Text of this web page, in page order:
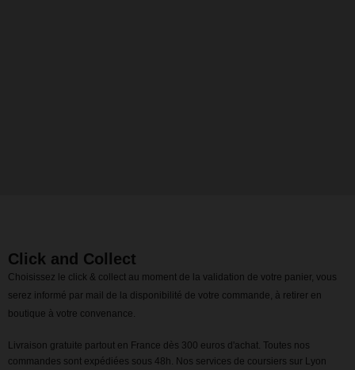
Click and Collect
Choisissez le click & collect au moment de la validation de votre panier, vous
serez informé par mail de la disponibilité de votre commande, à retirer en
boutique à votre convenance.
Livraison gratuite partout en France dès 300 euros d'achat. Toutes nos
commandes sont expédiées sous 48h. Nos services de coursiers sur Lyon